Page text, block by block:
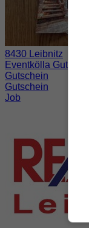
8430 Leibnitz
Eventkölla
Gutschein
Gutschein
Job